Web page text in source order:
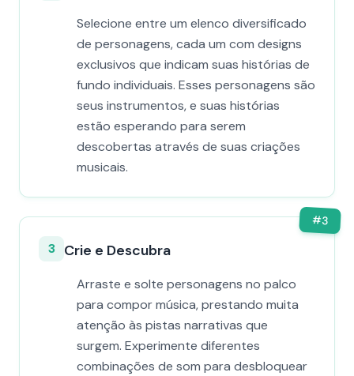
Selecione entre um elenco diversificado
de personagens, cada um com designs
exclusivos que indicam suas histórias de
fundo individuais. Esses personagens são
seus instrumentos, e suas histórias
estão esperando para serem
descobertas através de suas criações
musicais.
#3
3 Crie e Descubra
Arraste e solte personagens no palco
para compor música, prestando muita
atenção às pistas narrativas que
surgem. Experimente diferentes
combinações de som para desbloquear